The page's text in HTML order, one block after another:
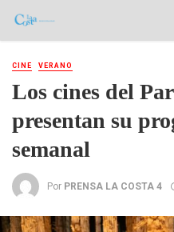
CINE VERANO
Los cines del
presentan su
semanal
Por PRENSA LA COSTA 4